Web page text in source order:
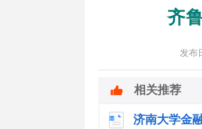
齐
发布
济南大学金
相关推荐